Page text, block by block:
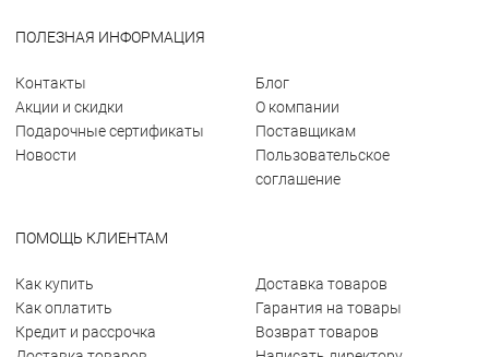
ПОЛЕЗНАЯ ИНФОРМАЦИЯ
Контакты
Акции и скидки
Подарочные сертификаты
Новости
Блог
О компании
Поставщикам
Пользовательское
соглашение
ПОМОЩЬ КЛИЕНТАМ
Как купить
Как оплатить
Кредит и рассрочка
Доставка товаров
Гарантия на товары
Возврат товаров